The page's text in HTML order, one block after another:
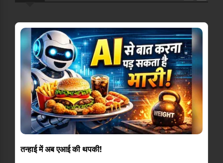
तन्हाई में अब एआई की थपकी!